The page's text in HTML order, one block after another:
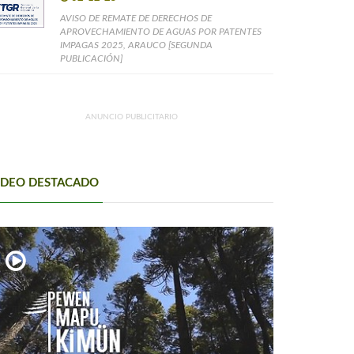
AVISO DE REMATE DE DERECHOS DE
APROVECHAMIENTO DE AGUAS POR PATENTES
IMPAGAS 2025, ARAUCO [SEGUNDA
PUBLICACIÓN]
ANUNCIO PUBLICITARIO
DESTACADO